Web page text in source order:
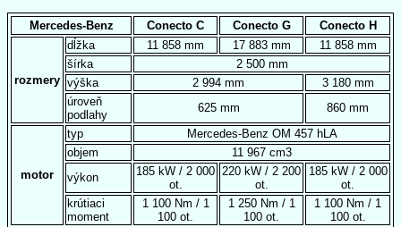
Mercedes-Benz Conecto C Conecto G Conecto H
rozmery
dĺžka 11 858 mm 17 883 mm
11 858 mm
šírka
2 500 mm
výška
2 994 mm
3 180 mm
úroveň
podlahy
625 mm 860 mm
motor
typ
Mercedes-Benz OM 457 hLA
objem
11 967 cm3
výkon
185 kW / 2 000
ot.
220 kW / 2 200
ot.
185 kW / 2 000
ot.
krútiaci
moment
1 100 Nm / 1
100 ot.
1 250 Nm / 1
100 ot.
1 100 Nm / 1
100 ot.